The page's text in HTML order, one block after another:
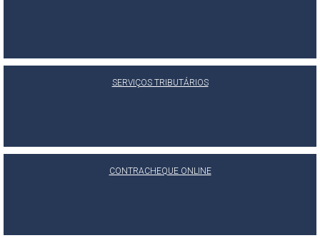
SERVIÇOS TRIBUTÁRIOS
CONTRACHEQUE ONLINE